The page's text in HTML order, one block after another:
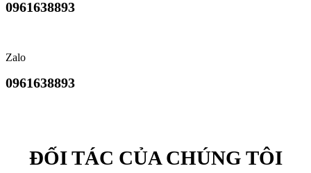
0961638893
Zalo
0961638893
ĐỐI TÁC CỦA CHÚNG TÔI